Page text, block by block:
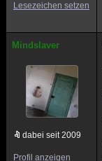
Lesezeichen setzen
Mindslaver
dabei seit 2009
Profil anzeigen